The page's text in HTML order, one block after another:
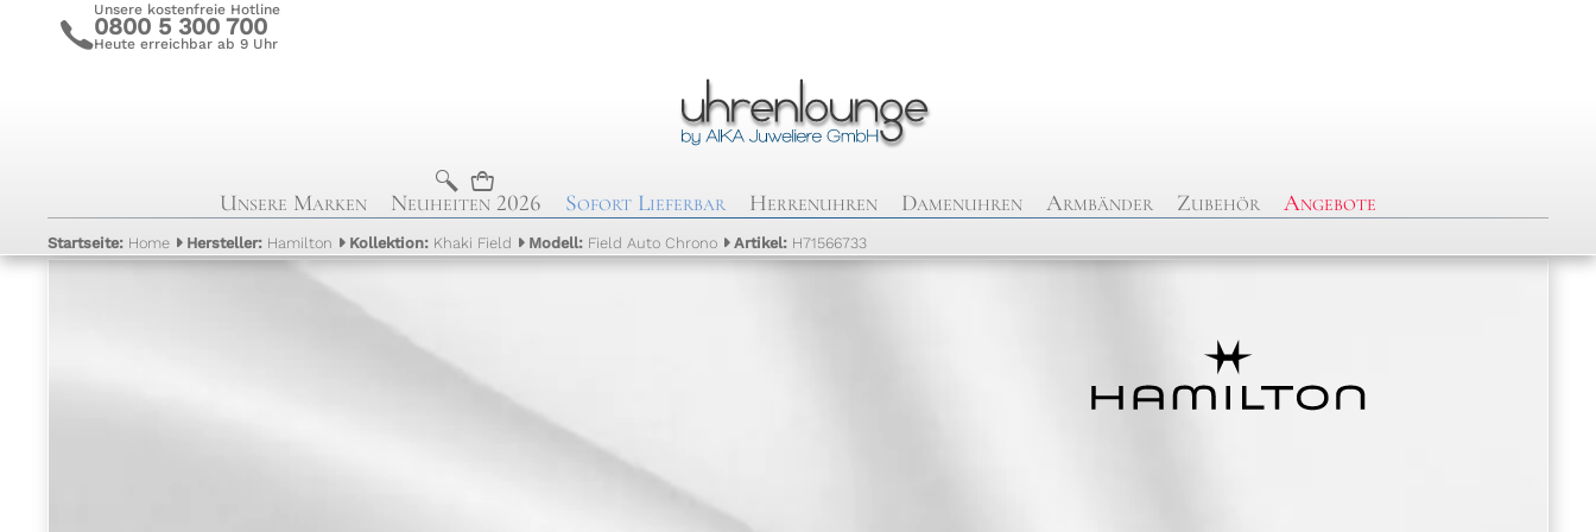
c
Unsere kostenfreie Hotline
0800 5 300 700
Heute erreichbar ab 9 Uhr
b n
Unsere Marken Neuheiten 2026 Sofort Lieferbar Herrenuhren Damenuhren Armbänder Zubehör Angebote
Startseite: Home Hersteller: Hamilton Kollektion: Khaki Field Modell: Field Auto Chrono Artikel: H71566733